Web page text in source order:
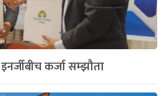
कर्जा सम्झौता